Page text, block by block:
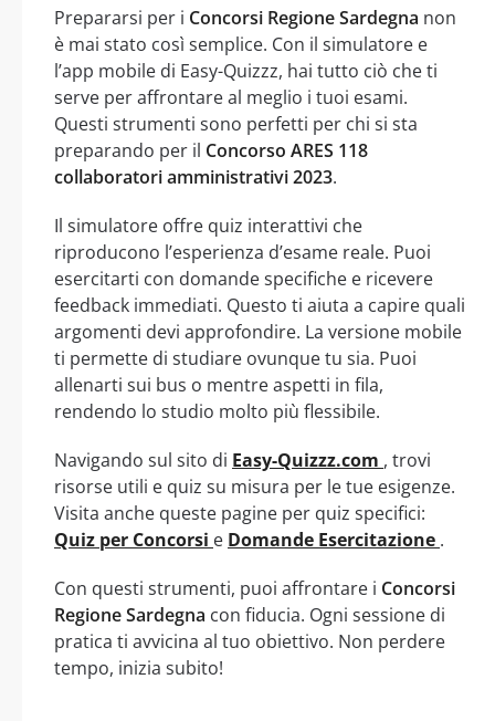
Prepararsi per i Concorsi Regione Sardegna non
è mai stato così semplice. Con il simulatore e
l’app mobile di Easy-Quizzz, hai tutto ciò che ti
serve per affrontare al meglio i tuoi esami.
Questi strumenti sono perfetti per chi si sta
preparando per il Concorso ARES 118
collaboratori amministrativi 2023.
Il simulatore offre quiz interattivi che
riproducono l’esperienza d’esame reale. Puoi
esercitarti con domande specifiche e ricevere
feedback immediati. Questo ti aiuta a capire quali
argomenti devi approfondire. La versione mobile
ti permette di studiare ovunque tu sia. Puoi
allenarti sui bus o mentre aspetti in fila,
rendendo lo studio molto più flessibile.
Navigando sul sito di Easy-Quizzz.com , trovi
risorse utili e quiz su misura per le tue esigenze.
Visita anche queste pagine per quiz specifici:
Quiz per Concorsi e Domande Esercitazione .
Con questi strumenti, puoi affrontare i Concorsi
Regione Sardegna con fiducia. Ogni sessione di
pratica ti avvicina al tuo obiettivo. Non perdere
tempo, inizia subito!